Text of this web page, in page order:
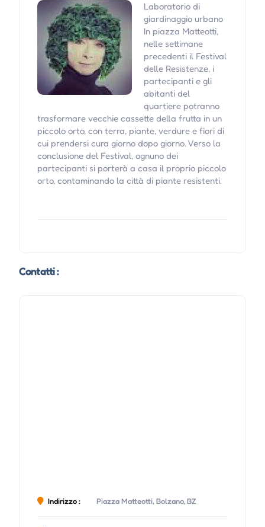
Laboratorio di
giardinaggio urbano
In piazza Matteotti,
nelle settimane
precedenti il Festival
delle Resistenze, i
partecipanti e gli
abitanti del
quartiere potranno
trasformare vecchie cassette della frutta in un
piccolo orto, con terra, piante, verdure e fiori di
cui prendersi cura giorno dopo giorno. Verso la
conclusione del Festival, ognuno dei
partecipanti si porterà a casa il proprio piccolo
orto, contaminando la città di piante resistenti.
Contatti :
Indirizzo : Piazza Matteotti, Bolzano, BZ